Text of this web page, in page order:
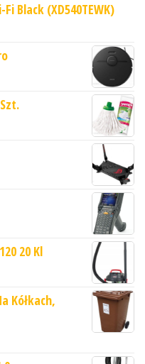
Black (XD540TEWK)
20 Kl
Kółkach,